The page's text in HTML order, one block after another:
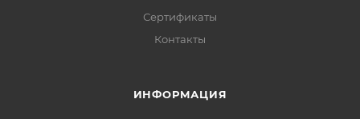
Сертификаты
Контакты
ИНФОРМАЦИЯ